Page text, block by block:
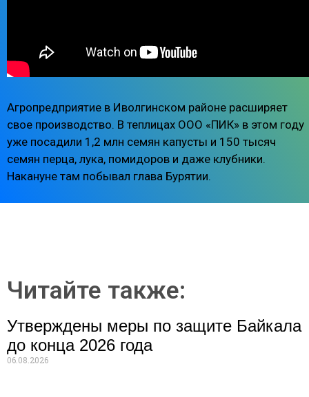
Агропредприятие в Иволгинском районе расширяет
свое производство. В теплицах ООО «ПИК» в этом году
уже посадили 1,2 млн семян капусты и 150 тысяч
семян перца, лука, помидоров и даже клубники.
Накануне там побывал глава Бурятии.
Читайте также:
Утверждены меры по защите Байкала
до конца 2026 года
06.08.2026